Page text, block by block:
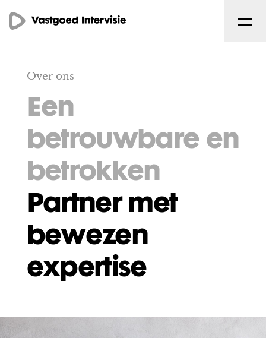
Over ons
Een
betrouwbare en
betrokken
Partner met
bewezen
expertise